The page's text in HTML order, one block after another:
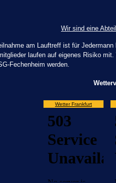
Wir sind eine
am Lauftreff ist für
laufen auf eigenes Risiko
Fechenheim werden.
Wetter Frankfurt